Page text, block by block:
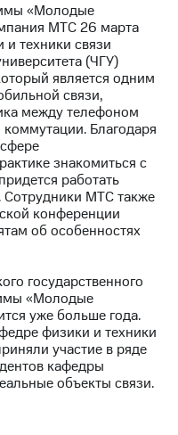
«Молодые
МТС 26 марта
техники связи
(ЧГУ)
является одним
связи,
между телефоном
Благодаря
знакомиться с
работать
Сотрудники МТС также
конференции
об особенностях
государственного
«Молодые
уже больше года.
физики и техники
участие в ряде
кафедры
объекты связи.